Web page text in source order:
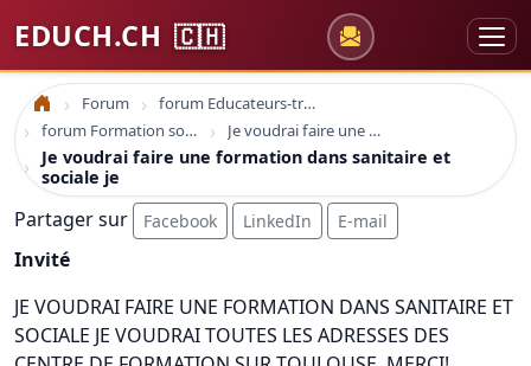
EDUCH.CH 🇨🇭
Accueil Forum
forum Educateurs-trices sociaux
forum Formation sociale en france
Je voudrai faire une formation dans sanitaire et sociale je
Je voudrai faire une formation dans sanitaire et
sociale je
Partager sur Facebook LinkedIn E-mail
Invité
JE VOUDRAI FAIRE UNE FORMATION DANS SANITAIRE ET
SOCIALE JE VOUDRAI TOUTES LES ADRESSES DES